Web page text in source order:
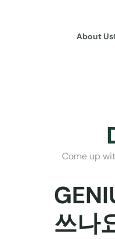
About Us
Come up
쓰나